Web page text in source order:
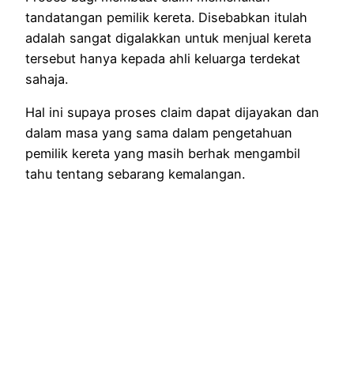
tandatangan pemilik kereta. Disebabkan itulah
adalah sangat digalakkan untuk menjual kereta
tersebut hanya kepada ahli keluarga terdekat
sahaja.
Hal ini supaya proses claim dapat dijayakan dan
dalam masa yang sama dalam pengetahuan
pemilik kereta yang masih berhak mengambil
tahu tentang sebarang kemalangan.